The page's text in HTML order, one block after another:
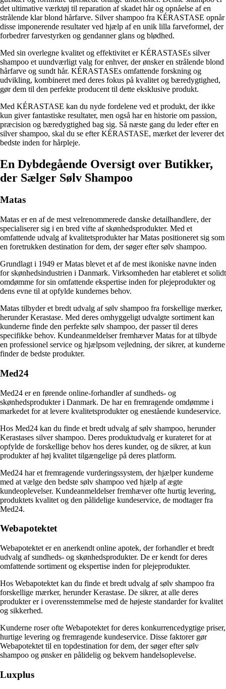
det ultimative værktøj til reparation af skadet hår og opnåelse af en
strålende klar blond hårfarve. Silver shampoo fra KÉRASTASE opnår
disse imponerende resultater ved hjælp af en unik lilla farveformel, der
forbedrer farvestyrken og gendanner glans og blødhed.
Med sin overlegne kvalitet og effektivitet er KÉRASTASEs silver
shampoo et uundværligt valg for enhver, der ønsker en strålende blond
hårfarve og sundt hår. KÉRASTASEs omfattende forskning og
udvikling, kombineret med deres fokus på kvalitet og bæredygtighed,
gør dem til den perfekte producent til dette eksklusive produkt.
Med KÉRASTASE kan du nyde fordelene ved et produkt, der ikke
kun giver fantastiske resultater, men også har en historie om passion,
præcision og bæredygtighed bag sig. Så næste gang du leder efter en
silver shampoo, skal du se efter KÉRASTASE, mærket der leverer det
bedste inden for hårpleje.
En Dybdegående Oversigt over Butikker,
der Sælger Sølv Shampoo
Matas
Matas er en af de mest velrenommerede danske detailhandlere, der
specialiserer sig i en bred vifte af skønhedsprodukter. Med et
omfattende udvalg af kvalitetsprodukter har Matas positioneret sig som
en foretrukken destination for dem, der søger efter sølv shampoo.
Grundlagt i 1949 er Matas blevet et af de mest ikoniske navne inden
for skønhedsindustrien i Danmark. Virksomheden har etableret et solidt
omdømme for sin omfattende ekspertise inden for plejeprodukter og
dens evne til at opfylde kundernes behov.
Matas tilbyder et bredt udvalg af sølv shampoo fra forskellige mærker,
herunder Kerastase. Med deres omhyggeligt udvalgte sortiment kan
kunderne finde den perfekte sølv shampoo, der passer til deres
specifikke behov. Kundeanmeldelser fremhæver Matas for at tilbyde
en professionel service og hjælpsom vejledning, der sikrer, at kunderne
finder de bedste produkter.
Med24
Med24 er en førende online-forhandler af sundheds- og
skønhedsprodukter i Danmark. De har en fremragende omdømme i
markedet for at levere kvalitetsprodukter og enestående kundeservice.
Hos Med24 kan du finde et bredt udvalg af sølv shampoo, herunder
Kerastases silver shampoo. Deres produktudvalg er kurateret for at
opfylde de forskellige behov hos deres kunder, og de sikrer, at kun
produkter af høj kvalitet tilgængelige på deres platform.
Med24 har et fremragende vurderingssystem, der hjælper kunderne
med at vælge den bedste sølv shampoo ved hjælp af ægte
kundeoplevelser. Kundeanmeldelser fremhæver ofte hurtig levering,
produktets kvalitet og den pålidelige kundeservice, de modtager fra
Med24.
Webapotektet
Webapotektet er en anerkendt online apotek, der forhandler et bredt
udvalg af sundheds- og skønhedsprodukter. De er kendt for deres
omfattende sortiment og ekspertise inden for plejeprodukter.
Hos Webapotektet kan du finde et bredt udvalg af sølv shampoo fra
forskellige mærker, herunder Kerastase. De sikrer, at alle deres
produkter er i overensstemmelse med de højeste standarder for kvalitet
og sikkerhed.
Kunderne roser ofte Webapotektet for deres konkurrencedygtige priser,
hurtige levering og fremragende kundeservice. Disse faktorer gør
Webapotektet til en topdestination for dem, der søger efter sølv
shampoo og ønsker en pålidelig og bekvem handelsoplevelse.
Luxplus